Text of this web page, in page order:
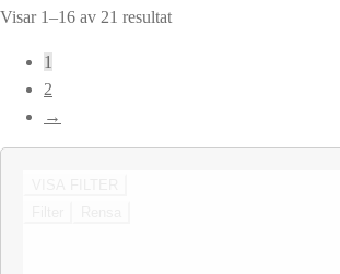
alternativen
Visar 1–16 av 21 resultatSortera
1
2
→